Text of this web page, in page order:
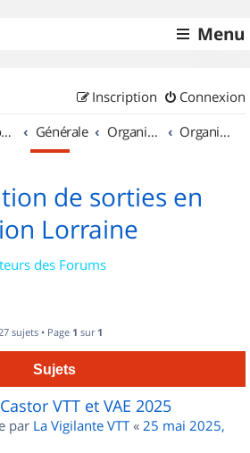
Menu
Connexion
Inscription
Accueil forum Générale Organisation de sorties & Recherche de partenaires Organisation de sorties en région Lorraine
de sorties en
Lorraine
des Forums
sujets • Page 1 sur 1
Sujets
VTT et VAE 2025
par La Vigilante VTT« 25 mai 2025,